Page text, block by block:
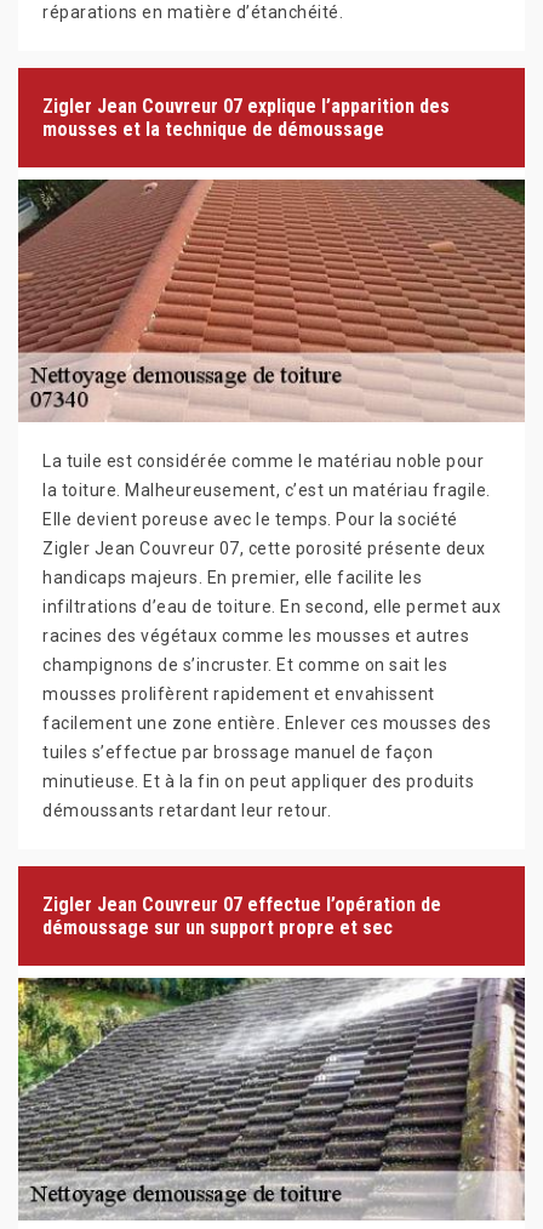
réparations en matière d’étanchéité.
Zigler Jean Couvreur 07 explique l’apparition des
mousses et la technique de démoussage
La tuile est considérée comme le matériau noble pour
la toiture. Malheureusement, c’est un matériau fragile.
Elle devient poreuse avec le temps. Pour la société
Zigler Jean Couvreur 07, cette porosité présente deux
handicaps majeurs. En premier, elle facilite les
infiltrations d’eau de toiture. En second, elle permet aux
racines des végétaux comme les mousses et autres
champignons de s’incruster. Et comme on sait les
mousses prolifèrent rapidement et envahissent
facilement une zone entière. Enlever ces mousses des
tuiles s’effectue par brossage manuel de façon
minutieuse. Et à la fin on peut appliquer des produits
démoussants retardant leur retour.
Zigler Jean Couvreur 07 effectue l’opération de
démoussage sur un support propre et sec